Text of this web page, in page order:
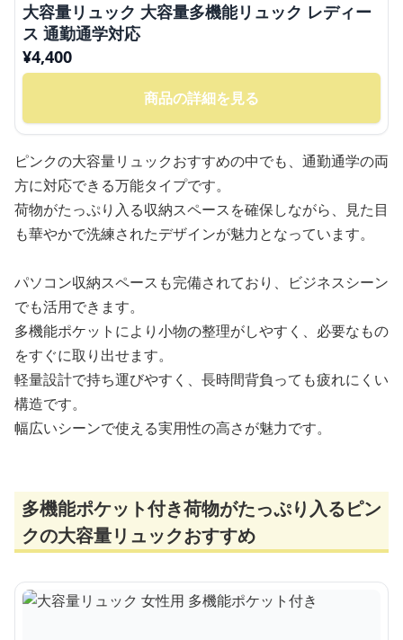
大容量リュック 大容量多機能リュック レディー
ス 通勤通学対応
¥4,400
商品の詳細を見る
ピンクの大容量リュックおすすめの中でも、通勤通学の両
方に対応できる万能タイプです。
荷物がたっぷり入る収納スペースを確保しながら、見た目
も華やかで洗練されたデザインが魅力となっています。
パソコン収納スペースも完備されており、ビジネスシーン
でも活用できます。
多機能ポケットにより小物の整理がしやすく、必要なもの
をすぐに取り出せます。
軽量設計で持ち運びやすく、長時間背負っても疲れにくい
構造です。
幅広いシーンで使える実用性の高さが魅力です。
多機能ポケット付き荷物がたっぷり入るピン
クの大容量リュックおすすめ